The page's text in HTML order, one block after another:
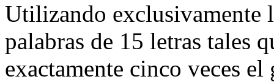
Utilizando exclusivamente
palabras de 15 letras tales
exactamente cinco veces